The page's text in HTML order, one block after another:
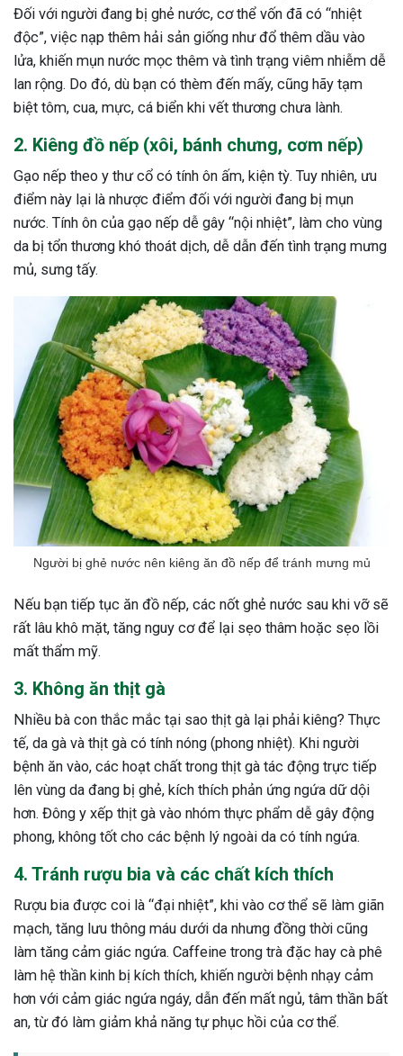
Đối với người đang bị ghẻ nước, cơ thể vốn đã có “nhiệt
độc”, việc nạp thêm hải sản giống như đổ thêm dầu vào
lửa, khiến mụn nước mọc thêm và tình trạng viêm nhiễm dễ
lan rộng. Do đó, dù bạn có thèm đến mấy, cũng hãy tạm
biệt tôm, cua, mực, cá biển khi vết thương chưa lành.
2. Kiêng đồ nếp (xôi, bánh chưng, cơm nếp)
Gạo nếp theo y thư cổ có tính ôn ấm, kiện tỳ. Tuy nhiên, ưu
điểm này lại là nhược điểm đối với người đang bị mụn
nước. Tính ôn của gạo nếp dễ gây “nội nhiệt”, làm cho vùng
da bị tổn thương khó thoát dịch, dễ dẫn đến tình trạng mưng
mủ, sưng tấy.
Người bị ghẻ nước nên kiêng ăn đồ nếp để tránh mưng mủ
Nếu bạn tiếp tục ăn đồ nếp, các nốt ghẻ nước sau khi vỡ sẽ
rất lâu khô mặt, tăng nguy cơ để lại sẹo thâm hoặc sẹo lồi
mất thẩm mỹ.
3. Không ăn thịt gà
Nhiều bà con thắc mắc tại sao thịt gà lại phải kiêng? Thực
tế, da gà và thịt gà có tính nóng (phong nhiệt). Khi người
bệnh ăn vào, các hoạt chất trong thịt gà tác động trực tiếp
lên vùng da đang bị ghẻ, kích thích phản ứng ngứa dữ dội
hơn. Đông y xếp thịt gà vào nhóm thực phẩm dễ gây động
phong, không tốt cho các bệnh lý ngoài da có tính ngứa.
4. Tránh rượu bia và các chất kích thích
Rượu bia được coi là “đại nhiệt”, khi vào cơ thể sẽ làm giãn
mạch, tăng lưu thông máu dưới da nhưng đồng thời cũng
làm tăng cảm giác ngứa. Caffeine trong trà đặc hay cà phê
làm hệ thần kinh bị kích thích, khiến người bệnh nhạy cảm
hơn với cảm giác ngứa ngáy, dẫn đến mất ngủ, tâm thần bất
an, từ đó làm giảm khả năng tự phục hồi của cơ thể.